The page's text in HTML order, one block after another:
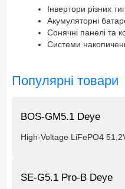
Інвертори різних
Акумуляторні
Сонячні панелі та
Системи
Популярні товари
BOS-GM5.1 Deye
High-Voltage LiFePO4
SE-G5.1 Pro-B Deye